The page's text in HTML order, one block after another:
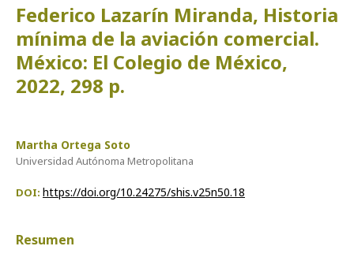
Federico Lazarín Miranda, Historia
mínima de la aviación comercial.
México: El Colegio de México,
2022, 298 p.
Martha Ortega Soto
Universidad Autónoma Metropolitana
DOI: https://doi.org/10.24275/shis.v25n50.18
Resumen